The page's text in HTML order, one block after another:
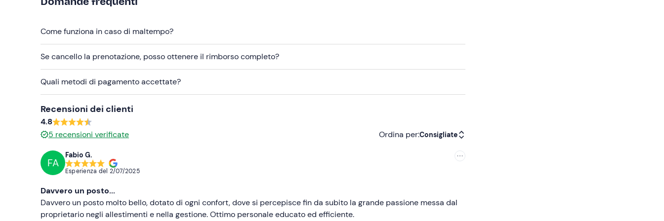
Come funziona in caso di maltempo?
Se cancello la prenotazione, posso ottenere il rimborso completo?
Quali metodi di pagamento accettate?
Recensioni dei clienti
4.8
5 recensioni verificate Ordina per:Consigliate
Meno recenti
FA
Fabio G.
Esperienza del 2/07/2025
Davvero un posto...
Davvero un posto molto bello, dotato di ogni confort, dove si percepisce fin da subito la grande passione messa dal
proprietario negli allestimenti e nella gestione. Ottimo personale educato ed efficiente.